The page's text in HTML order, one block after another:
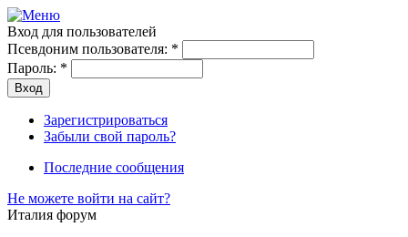
Вход для пользователей
Псевдоним пользователя: *
Пароль: *
Зарегистрироваться
Забыли свой пароль?
Последние сообщения
Не можете войти на сайт?
Италия форум